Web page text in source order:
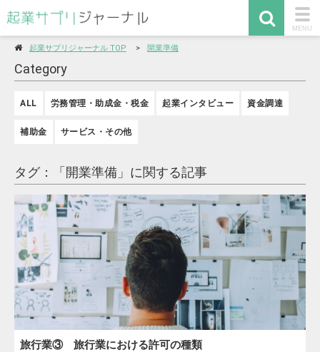
MENU
起業サプリジャーナル TOP 開業準備
Category
ALL 労務管理・助成金・税金 起業インタビュー 資金調達
補助金 サービス・その他
タグ：「開業準備」に関する記事
旅行業③ 旅行業における許可の種類